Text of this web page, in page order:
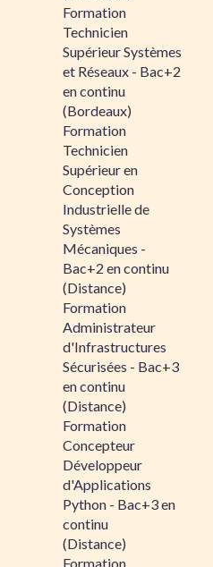
Formation
Technicien
Supérieur Systèmes
et Réseaux - Bac+2
en continu
(Bordeaux)
Formation
Technicien
Supérieur en
Conception
Industrielle de
Systèmes
Mécaniques -
Bac+2 en continu
(Distance)
Formation
Administrateur
d'Infrastructures
Sécurisées - Bac+3
en continu
(Distance)
Formation
Concepteur
Développeur
d'Applications
Python - Bac+3 en
continu
(Distance)
Formation